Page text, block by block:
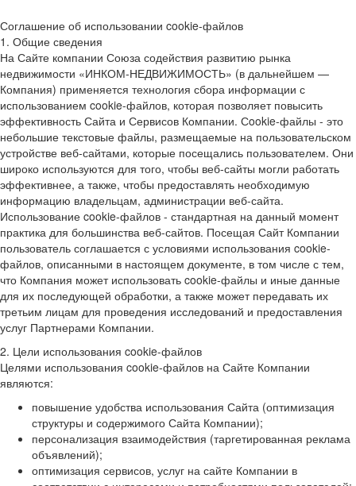
Соглашение об использовании cookie-файлов
1. Общие сведения
На Сайте компании Союза содействия развитию рынка
недвижимости «ИНКОМ-НЕДВИЖИМОСТЬ» (в дальнейшем —
Компания) применяется технология сбора информации с
использованием cookie-файлов, которая позволяет повысить
эффективность Сайта и Сервисов Компании. Сookie-файлы - это
небольшие текстовые файлы, размещаемые на пользовательском
устройстве веб-сайтами, которые посещались пользователем. Они
широко используются для того, чтобы веб-сайты могли работать
эффективнее, а также, чтобы предоставлять необходимую
информацию владельцам, администрации веб-сайта.
Использование cookie-файлов - стандартная на данный момент
практика для большинства веб-сайтов. Посещая Сайт Компании
пользователь соглашается с условиями использования cookie-
файлов, описанными в настоящем документе, в том числе с тем,
что Компания может использовать cookie-файлы и иные данные
для их последующей обработки, а также может передавать их
третьим лицам для проведения исследований и предоставления
услуг Партнерами Компании.
2. Цели использования cookie-файлов
Целями использования cookie-файлов на Сайте Компании
являются:
повышение удобства использования Сайта (оптимизация
структуры и содержимого Сайта Компании);
персонализация взаимодействия (таргетированная реклама
объявлений);
оптимизация сервисов, услуг на сайте Компании в